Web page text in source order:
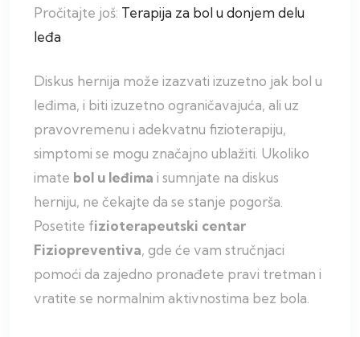
Pročitajte još: Terapija za bol u donjem delu
leđa
Diskus hernija može izazvati izuzetno jak bol u
leđima, i biti izuzetno ograničavajuća, ali uz
pravovremenu i adekvatnu fizioterapiju,
simptomi se mogu značajno ublažiti. Ukoliko
imate bol u leđima i sumnjate na diskus
herniju, ne čekajte da se stanje pogorša.
Posetite fizioterapeutski centar
Fiziopreventiva, gde će vam stručnjaci
pomoći da zajedno pronađete pravi tretman i
vratite se normalnim aktivnostima bez bola.